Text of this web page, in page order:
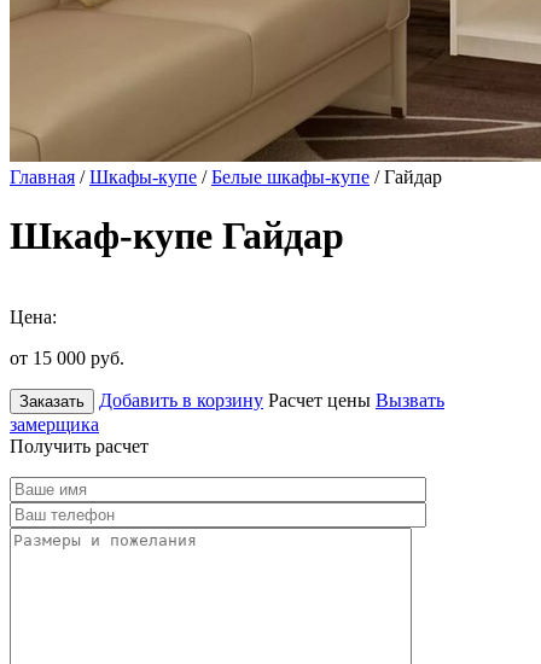
Главная /Шкафы-купе /Белые шкафы-купе / Гайдар
Шкаф-купе Гайдар
Цена:
от 15 000 руб.
Заказать Добавить в корзину Расчет цены Вызвать
замерщика
Получить расчет